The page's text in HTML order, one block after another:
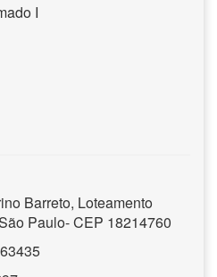
I
Barreto, Loteamento
Paulo- CEP 18214760